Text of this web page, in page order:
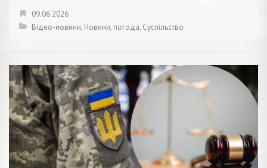
09.06.2026
Відео-новини, Новини, погода, Суспільство